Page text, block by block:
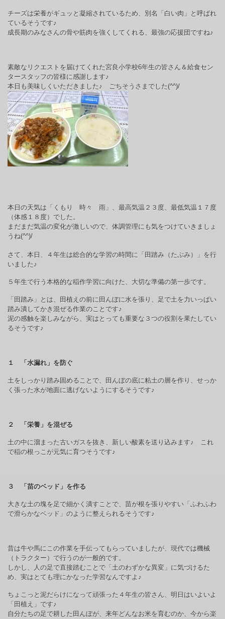
チーズは栄養がギュッと凝縮されているため、別名「白い肉」と呼ばれ
ているそうです♪
成長期のみなさんの骨や筋肉を強くしてくれる、最強の応援団ですね♪
素敵なリクエストを届けてくれた宮良小学校6年生の皆さん＆給食セン
タースタッフの皆様に感謝します♪
本日も美味しくいただきました♪ ごちそうさまでした(^^)/
本日の天気は「くもり 時々 雨」、最高気温２３度、最低気温１７度
（体感１８度）でした。
まだまだ気温の変化が激しいので、体調管理にも気をつけていきましょ
うね(^^)/
さて、 本日、４年生は総合的な学習の時間に「田踏み（たぶみ）」を行
いました♪
５年生で行う本格的な稲作学習に向けた、大切な準備の第一歩です。
「田踏み」とは、田植えの前に田んぼに水を張り、足で土を力いっぱい
踏み潰してかき混ぜる作業のことです♪
泥の感触を楽しみながら、実はとっても重要な３つの役割を果たしてい
るそうです♪
１ 「水漏れ」を防ぐ
土をしっかり踏み固めることで、田んぼの底に粘土の層を作り、せっか
く張った水が地面に逃げないようにするそうです♪
２ 「栄養」を混ぜる
土の中に溜まった古いガスを抜き、新しい酸素を送り込みます♪ これ
で稲の根っこが元気に育つそうです♪
３ 「苗のベッド」を作る
大きな土の塊を足で細かく潰すことで、苗が根を張りやすい「ふわふわ
で滑らかなベッド」のように整えられるそうです♪
昔は牛や馬にこの作業を手伝ってもらっていましたが、現代では機械
（トラクター）で行うのが一般的です。
しかし、人の足で直接踏むことで「土のわずかな異変」に気づけるた
め、実はとても理にかなった学習なんですよ♪
ちょこっと泥だらけになって頑張った４年生の皆さん、明日はいよいよ
「田植え」です♪
自分たちの足で耕した田んぼが、来年どんなお米を育むのか、今から楽